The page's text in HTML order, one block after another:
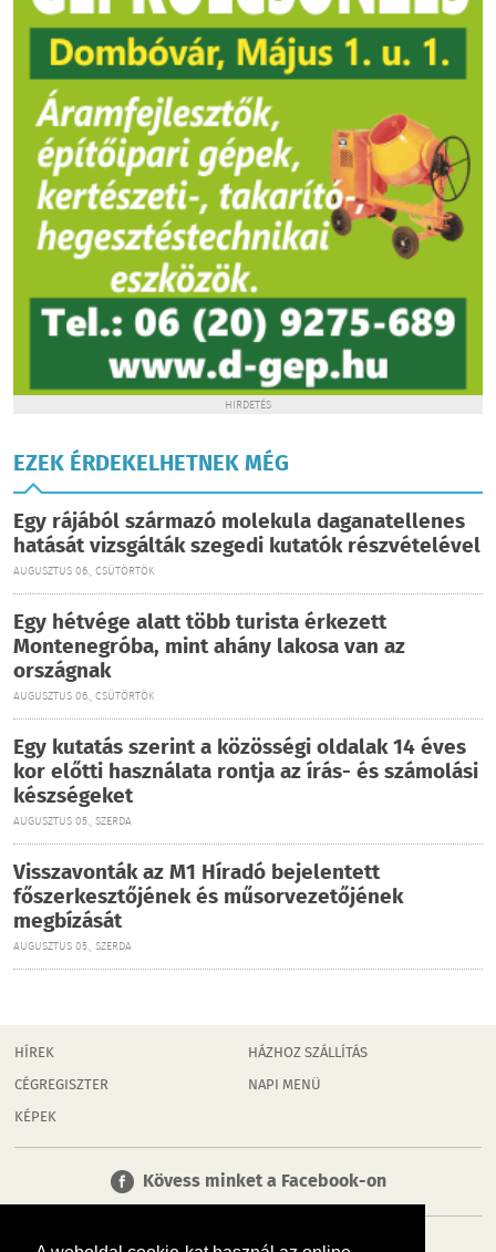
HIRDETÉS
EZEK ÉRDEKELHETNEK MÉG
Egy rájából származó molekula daganatellenes
hatását vizsgálták szegedi kutatók részvételével
AUGUSZTUS 06., CSÜTÖRTÖK
Egy hétvége alatt több turista érkezett
Montenegróba, mint ahány lakosa van az
országnak
AUGUSZTUS 06., CSÜTÖRTÖK
Egy kutatás szerint a közösségi oldalak 14 éves
kor előtti használata rontja az írás- és számolási
készségeket
AUGUSZTUS 05., SZERDA
Visszavonták az M1 Híradó bejelentett
főszerkesztőjének és műsorvezetőjének
megbízását
AUGUSZTUS 05., SZERDA
HÍREK
CÉGREGISZTER
KÉPEK
HÁZHOZ SZÁLLÍTÁS
NAPI MENÜ
Kövess minket a Facebook-on